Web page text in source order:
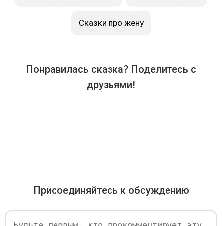
Сказки про жену
Понравилась сказка? Поделитесь с
друзьями!
Присоединяйтесь к обсуждению